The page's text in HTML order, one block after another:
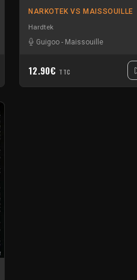
NARKOTEK VS MAISSOUILLE
Hardtek
Guigoo - Maissouille
12.90€ TTC